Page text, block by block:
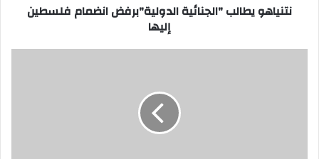
نتنياهو يطالب "الجنائية الدولية"برفض انضمام فلسطين
إليها